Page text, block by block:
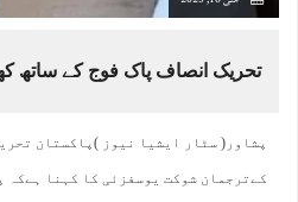
تحریک انصاف پاک فوج کے ساتھ
پشاور( سٹار ایشیا نیوز )پاکستان
کےترجمان شوکت یوسفزئی کا کہنا ہےکہ